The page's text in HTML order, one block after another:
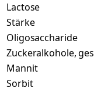
Lactose
Stärke
Oligosaccharide
Zuckeralkohole,
Mannit
Sorbit